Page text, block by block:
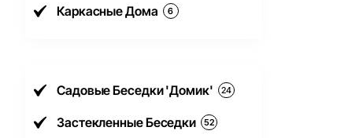
Каркасные Дома 6
Садовые Беседки 'Домик' 24
Застекленные Беседки 52